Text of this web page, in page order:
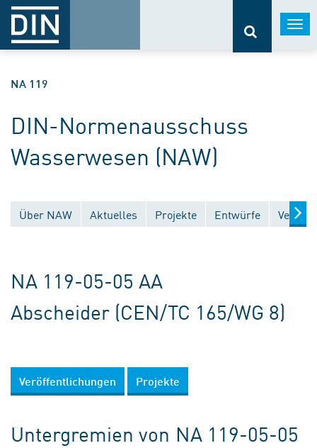
NA 119
DIN-Normenausschuss
Wasserwesen (NAW)
Über NAW Aktuelles Projekte Entwürfe
NA 119-05-05 AA
Abscheider (CEN/TC 165/WG 8)
Veröffentlichungen Projekte
Untergremien von NA 119-05-05